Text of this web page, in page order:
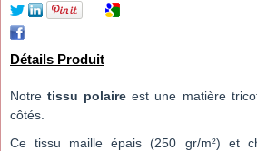
Détails Produit
Notretissu polaireest une matière
côtés.
Ce tissu maille épais (250 gr/m²) et